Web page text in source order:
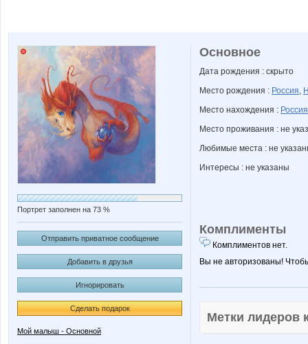
Портрет заполнен на 73 %
Отправить приватное сообщение
Добавить в друзья
Игнорировать
Сделать подарок
Мой малыш - Основной
Основное
Дата рождения : скрыто
Место рождения : Россия,
Место нахождения : Россия
Место проживания : не
Любимые места : не
Интересы : не указаны
Комплименты
Комплиментов нет.
Вы не авторизованы!
Метки